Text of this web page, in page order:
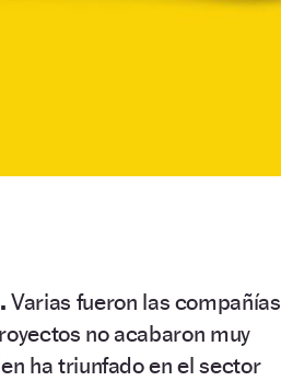
Varias fueron las compañías
no acabaron muy
ha triunfado en el sector